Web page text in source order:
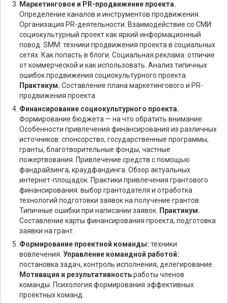
Маркетинговое и PR-продвижение проекта.
Определение каналов и инструментов продвижения.
Организация PR-деятельности. Взаимодействие со СМИ:
социокультурный проект как яркий информационный
повод. SMM: техники продвижения проекта в социальных
сетях. Как попасть в блоги. Социальная реклама: отличие
от коммерческой и как использовать. Анализ типичных
ошибок продвижения социокультурного проекта.
Практикум. Составление плана маркетингового и PR-
продвижения проекта.
Финансирование социокультурного проекта.
Формирование бюджета — на что обратить внимание.
Особенности привлечения финансирования из различных
источников: спонсорство, государственные программы,
гранты, благотворительные фонды, частные
пожертвования. Привлечение средств с помощью
фандрайзинга, краудфандинга. Обзор актуальных
интернет-площадок. Практики привлечения грантового
финансирования: выбор грантодателя и отработка
технологий подготовки заявок на получение грантов.
Типичные ошибки при написании заявок. Практикум.
Составление карты финансирования проекта, подготовка
заявки на грант.
Формирование проектной команды: техники
вовлечения. Управление командной работой:
постановка задач, контроль исполнения, делегирование.
Мотивация и результативностьработы членов
команды. Психология формирования эффективных
проектных команд.